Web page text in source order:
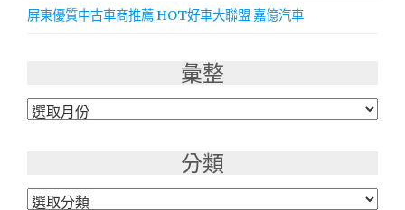
屏東優質中古車商推薦 HOT好車大聯盟 嘉億汽車
彙整
彙
分類
分